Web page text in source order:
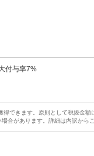
付与率7%
得できます。原則として税抜金額
合があります。詳細は内訳から